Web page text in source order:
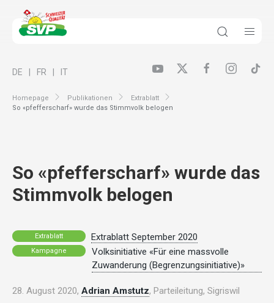
Homepage Publikationen
Extrablatt
So «pfefferscharf» wurde das Stimmvolk belogen
DE FR IT
So «pfefferscharf» wurde das
Stimmvolk belogen
Extrablatt Extrablatt September 2020
Kampagne
Volksinitiative «Für eine massvolle
Zuwanderung (Begrenzungsinitiative)»
28. August 2020, Adrian Amstutz, Parteileitung, Sigriswil